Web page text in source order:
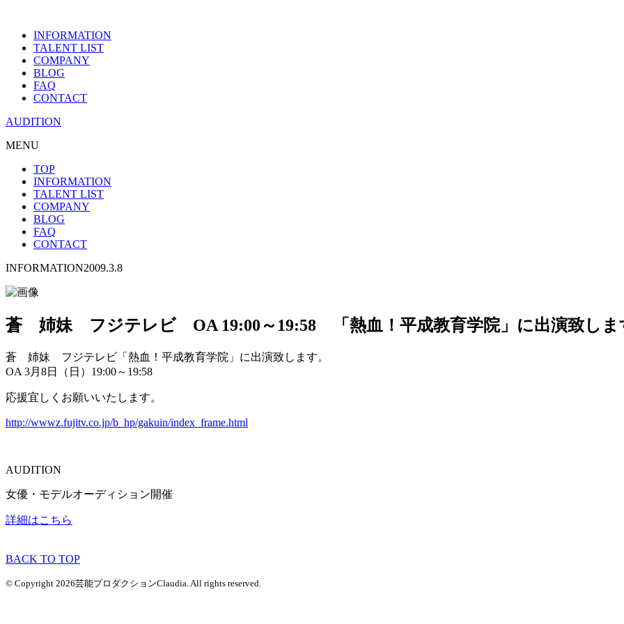
INFORMATION
TALENT LIST
COMPANY
BLOG
FAQ
CONTACT
AUDITION
MENU
TOP
INFORMATION
TALENT LIST
COMPANY
BLOG
FAQ
CONTACT
INFORMATION2009.3.8
蒼 姉妹 フジテレビ OA 19:00～19:58 「熱血！平成教育学院」に出演致しま
蒼 姉妹 フジテレビ「熱血！平成教育学院」に出演致します。
OA 3月8日（日）19:00～19:58
応援宜しくお願いいたします。
http://wwwz.fujitv.co.jp/b_hp/gakuin/index_frame.html
AUDITION
女優・モデルオーディション開催
詳細はこちら
BACK TO TOP
© Copyright 2026芸能プロダクションClaudia. All rights reserved.